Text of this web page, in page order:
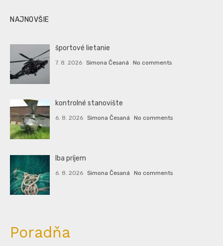
NAJNOVŠIE
športové lietanie
7. 8. 2026 Simona Česaná No comments
kontrolné stanovište
6. 8. 2026 Simona Česaná No comments
Iba príjem
6. 8. 2026 Simona Česaná No comments
Poradňa